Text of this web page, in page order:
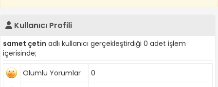
Kullanıcı Profili
samet çetin adlı kullanıcı gerçekleştirdiği 0 adet işlem
içerisinde;
Olumlu Yorumlar
0